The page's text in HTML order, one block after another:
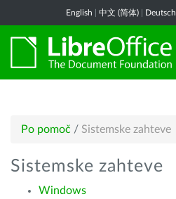
English 中文 (简体) Deutsch
Po pomoč / Sistemske zahteve
Sistemske zahteve
Windows